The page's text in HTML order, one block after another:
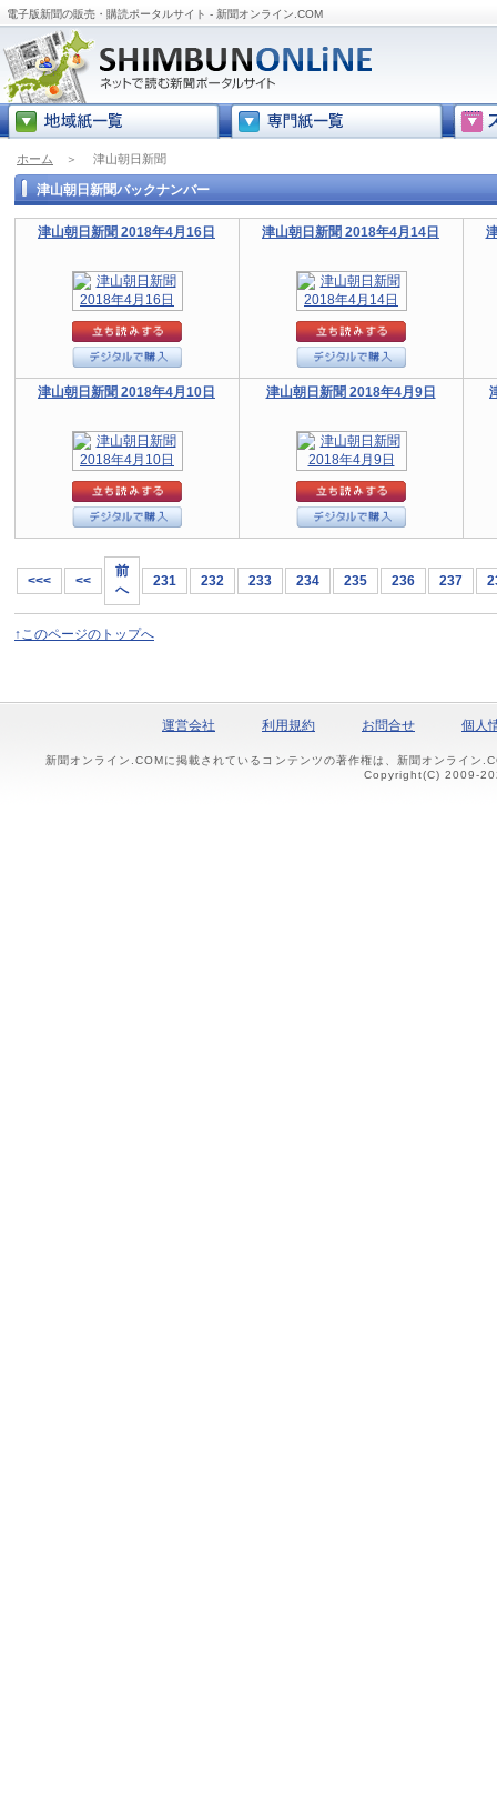
電子版新聞の販売・購読ポータルサイト - 新聞オンライン.COM
ホーム ＞ 津山朝日新聞
津山朝日新聞バックナンバー
津山朝日新聞 2018年4月16日 津山朝日新聞 2018年4月14日
津山朝日新聞 2018年4月10日 津山朝日新聞 2018年4月9日
<<< <<
前
へ
231 232 233 234 235 236 237
↑このページのトップへ
運営会社 利用規約 お問合せ 個人
新聞オンライン.COMに掲載されているコンテンツの著作権は、新聞オンライン
Copyright(C) 2009-